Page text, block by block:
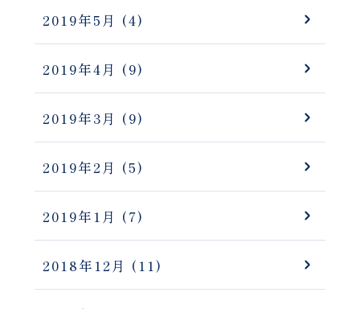
2019年5月 (4)
2019年4月 (9)
2019年3月 (9)
2019年2月 (5)
2019年1月 (7)
2018年12月 (11)